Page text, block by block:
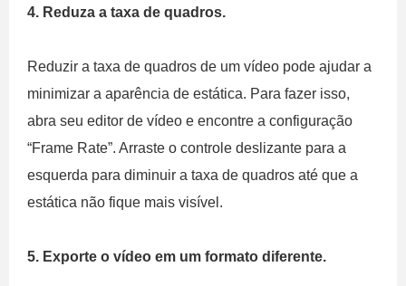
4. Reduza a taxa de quadros.
Reduzir a taxa de quadros de um vídeo pode ajudar a
minimizar a aparência de estática. Para fazer isso,
abra seu editor de vídeo e encontre a configuração
“Frame Rate”. Arraste o controle deslizante para a
esquerda para diminuir a taxa de quadros até que a
estática não fique mais visível.
5. Exporte o vídeo em um formato diferente.